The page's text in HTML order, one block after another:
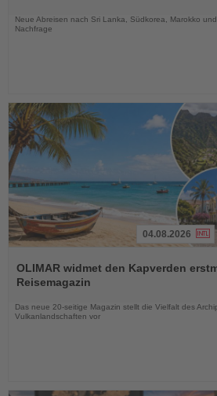
Neue Abreisen nach Sri Lanka, Südkorea, Marokko
Nachfrage
Sie
die
Nachrichten
04.08.2026
OLIMAR widmet den Kapverden
Reisemagazin
Das neue 20-seitige Magazin stellt die Vielfalt des
Vulkanlandschaften vor